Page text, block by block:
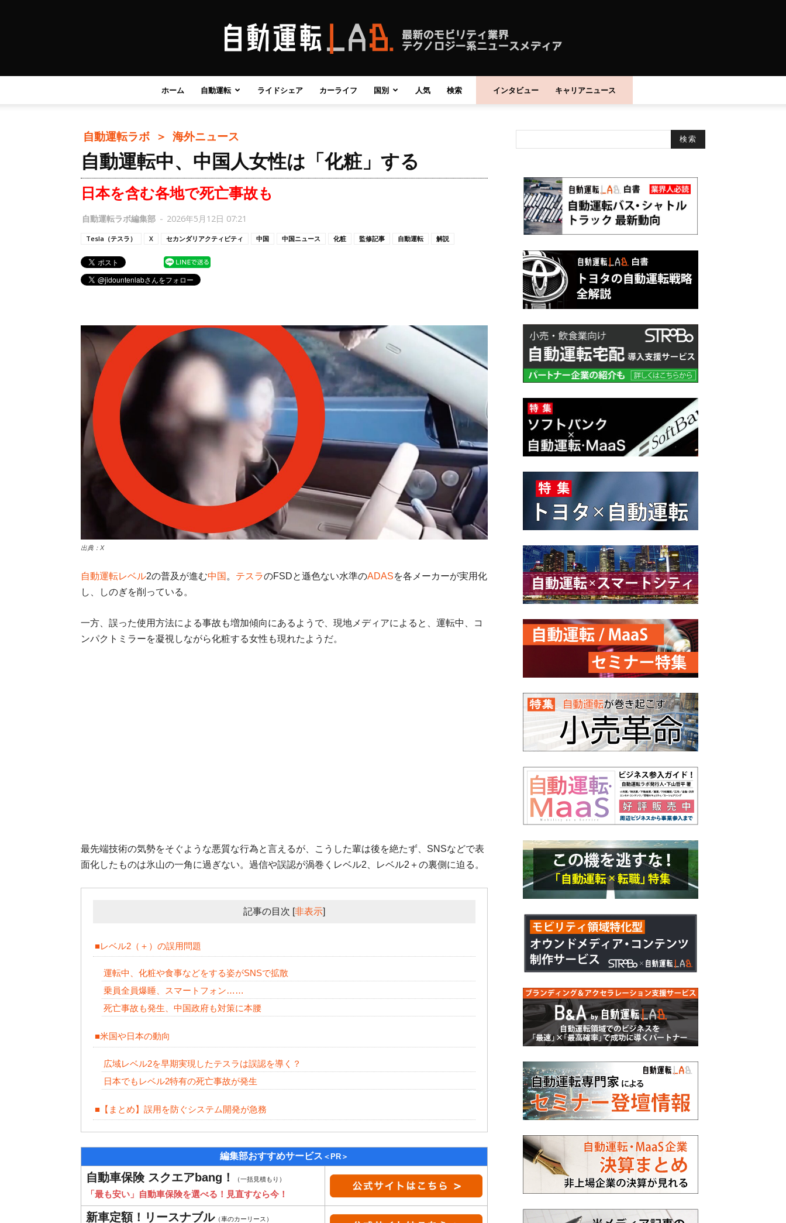
自
運
ラ
ホーム 自動運転 ライドシェア カーライフ 国別 人気 検索 インタビュー キャリアニュース
自動運転ラボ ＞ 海外ニュース
自動運転中、中国人女性は「化粧」する
日本を含む各地で死亡事故も
自動運転ラボ編集部 - 2026年5月12日 07:21
Tesla（テスラ） X セカンダリアクティビティ 中国 中国ニュース 化粧 監修記事 自動運転 解説
出典：X
自動運転レベル2の普及が進む中国 。 テスラのFSDと遜色ない水準のADASを各メーカーが実用化
し、しのぎを削っている。
一方、誤った使用方法による事故も増加傾向にあるようで、現地メディアによると、運転中、コ
ンパクトミラーを凝視しながら化粧する女性も現れたようだ。
最先端技術の気勢をそぐような悪質な行為と言えるが、こうした輩は後を絶たず、SNSなどで表
面化したものは氷山の一角に過ぎない。過信や誤認が渦巻くレベル2、レベル2＋の裏側に迫る。
記事の目次 [非表示]
■レベル2（＋）の誤用問題
運転中、化粧や食事などをする姿がSNSで拡散
乗員全員爆睡、スマートフォン……
死亡事故も発生、中国政府も対策に本腰
■米国や日本の動向
広域レベル2を早期実現したテスラは誤認を導く？
日本でもレベル2特有の死亡事故が発生
■【まとめ】誤用を防ぐシステム開発が急務
編集部おすすめサービス ＜PR＞
自動車保険 スクエアbang！ （一括見積もり）
「最も安い」自動車保険を選べる！見直すなら今！
新車定額！リースナブル（車のカーリース）